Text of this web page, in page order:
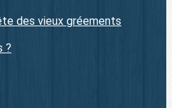
des vieux gréements
?